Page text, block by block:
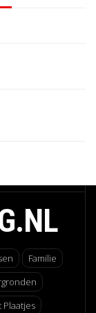
Familie
Plaatjes